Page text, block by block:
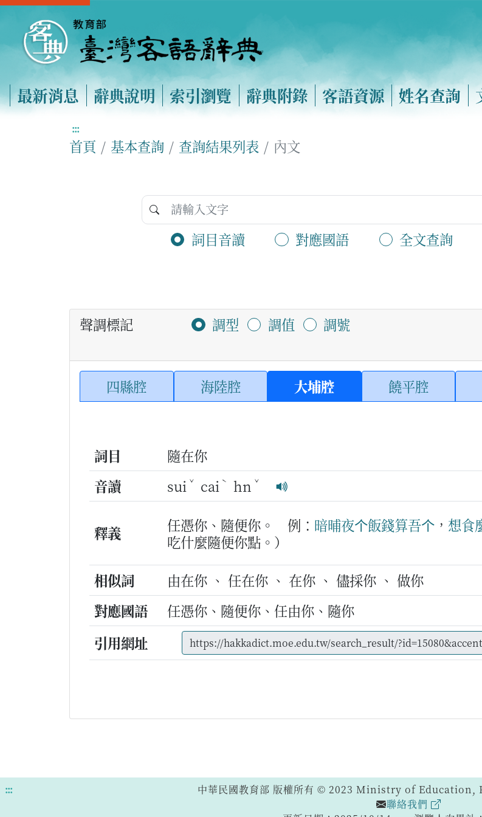
最新消息 辭典說明 索引瀏覽 辭典附錄 客語資源 姓名查詢
:::
首頁 基本查詢 查詢結果列表 內文
詞目音讀 對應國語 全文查詢
聲調標記 調型 調值 調號
四縣腔 海陸腔 大埔腔 饒平腔
詞目
隨在你
音讀
sui ˇ cai ˋ hn ˇ
釋義 任憑你、隨便你。 例： 暗晡夜个飯錢算吾个 ， 想食
吃什麼隨便你點。）
相似詞
由在你 、 任在你 、 在你 、 儘採你 、 做你
對應國語
任憑你、隨便你、任由你、隨你
引用網址
:::
中華民國教育部 版權所有 © 2023 Ministry of
聯絡我們